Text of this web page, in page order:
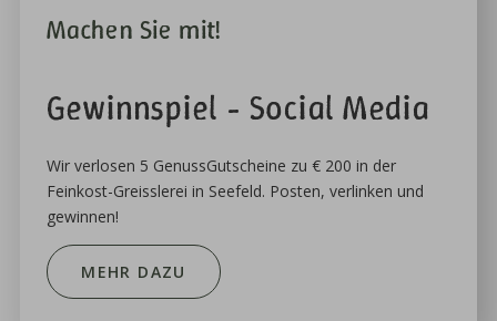
Machen Sie mit!
Gewinnspiel - Social Media
Wir verlosen 5 GenussGutscheine zu € 200 in der
Feinkost-Greisslerei in Seefeld. Posten, verlinken und
gewinnen!
MEHR DAZU